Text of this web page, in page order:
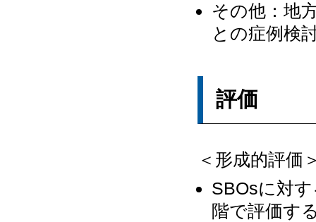
その他：地
との症例検
評価
＜形成的評価
SBOsに対
階で評価す